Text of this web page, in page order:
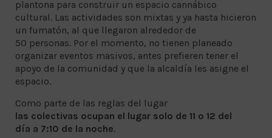
plantona para construir un espacio cannábico
cultural. Las actividades son mixtas y ya hasta hicieron
un fumatón, al que llegaron alrededor de
50 personas. Por el momento, no tienen planeado
organizar eventos masivos, antes prefieren tener el
apoyo de la comunidad y que la alcaldía les asigne el
espacio.
Como parte de las reglas del lugar
las colectivas ocupan el lugar solo de 11 o 12 del
día a 7:10 de la noche.